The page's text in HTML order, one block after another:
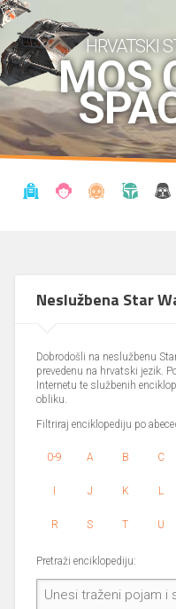
HRVATSKI
MOS
Neslužbena Star
Dobrodošli na neslužbenu
prevedenu na hrvatski jezik.
Internetu te službenih
obliku.
Filtriraj enciklopediju po
0-9 A B C
I J K L
R S T U
Pretraži enciklopediju: